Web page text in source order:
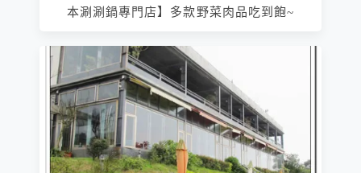
本涮涮鍋專門店】多款野菜肉品吃到飽~